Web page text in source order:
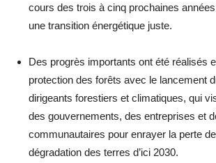
cours des trois à cinq prochaines
une transition énergétique juste.
Des progrès importants ont été réalisés
protection des forêts avec le lancement
dirigeants forestiers et climatiques, qui
des gouvernements, des entreprises et
communautaires pour enrayer la perte
dégradation des terres d’ici 2030.